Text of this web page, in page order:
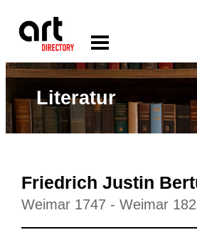
Literatur
Friedrich Justin
Weimar 1747 - Weimar